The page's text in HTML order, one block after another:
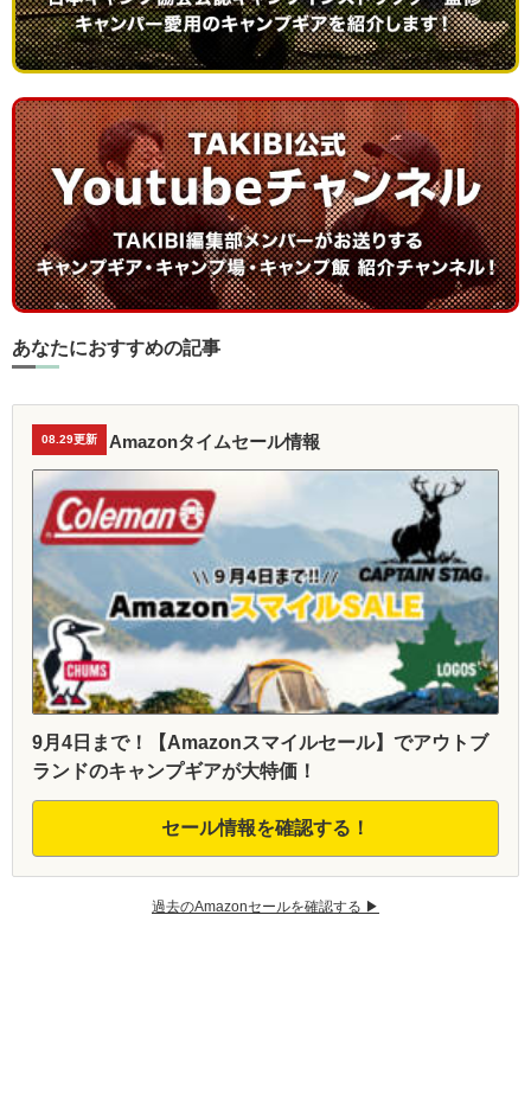
あなたにおすすめの記事
08.29更新 Amazonタイムセール情報
9月4日まで！【Amazonスマイルセール】でアウトブ
ランドのキャンプギアが大特価！
セール情報を確認する！
過去のAmazonセールを確認する ▶︎